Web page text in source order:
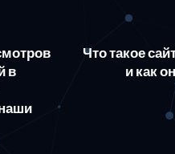
в
Что такое
и как